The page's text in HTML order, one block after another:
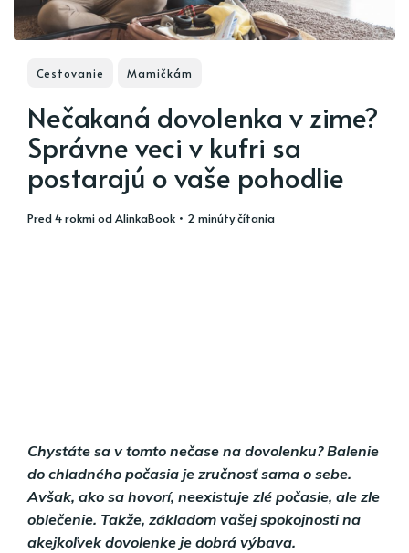
Cestovanie Mamičkám
Nečakaná dovolenka v zime?
Správne veci v kufri sa
postarajú o vaše pohodlie
pred 4 rokmiodAlinkaBook • 2 minúty čítania
Chystáte sa v tomto nečase na dovolenku? Balenie
do chladného počasia je zručnosť sama o sebe.
Avšak, ako sa hovorí, neexistuje zlé počasie, ale zle
oblečenie. Takže, základom vašej spokojnosti na
akejkoľvek dovolenke je dobrá výbava.